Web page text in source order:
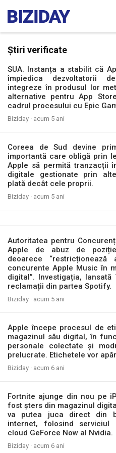
Știri verificate
SUA. Instanța a stabilit că
împiedica dezvoltatorii
integreze în produsul lor
alternative pentru App
cadrul procesului cu Epic
Biziday · acum 5 ani
Coreea de Sud devine
importantă care obligă prin
Apple să permită tranzacții
digitale gestionate prin
plată decât cele proprii.
Biziday · acum 5 ani
Autoritatea pentru
Apple de abuz de poziție
deoarece “restricționează
concurente Apple Music în
digital”. Investigația,
reclamații din partea Spotify.
Biziday · acum 5 ani
Apple începe procesul de
magazinul său digital, în
personale colectate și
prelucrate. Etichetele vor
Biziday · acum 6 ani
Fortnite ajunge din nou pe
fost șters din magazinul
va putea juca direct din
internet, folosind
cloud GeForce Now al Nvidia.
Biziday · acum 6 ani